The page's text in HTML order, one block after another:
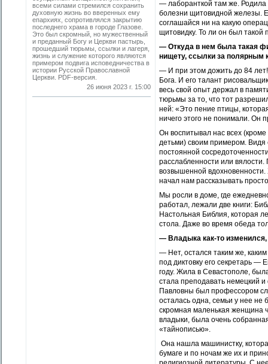
всеми силами стремился сохранить
духовную жизнь во вверенных ему
епархиях, сопротивлялся закрытию
последнего храма в городе Глазове.
Это был скромный, но мужественный
и преданный Богу и Церкви пастырь,
прошедший тюрьмы, ссылки и лагеря,
жизнь и служение которого являются
примером подвига исповедничества в
истории Русской Православной
Церкви. PDF-версия.
26 июня 2023 г. 15:00
— лаборанткой там же. Родила
болезни щитовидной железы.
соглашайся ни на какую
щитовидку. То ли он был такой
— Откуда в нем была такая
нищету, ссылки за полярным
— И при этом дожить до 84
Бога. И его талант
весь свой опыт держал в
тюрьмы за то, что тот
ней: «Это пение птицы,
ничего этого не понимали. Он
Он воспитывал нас всех
детьми) своим примером. Видя
постоянной
расслабленности или
возвышенной
начал нам рассказывать
Мы росли в доме, где
работал, лежали две книги:
Настольная Библия, которая
стола. Даже во время обеда
— Владыка как-то
— Нет, остался таким же,
под диктовку его секретарь —
году. Жила в Севастополе,
стала преподавать немецкий
Павловны был профессором
осталась одна, семьи у нее
скромная маленькая женщина
владыки, была очень
«тайнописью».
Она нашла машинистку,
бумаге и по ночам же их и